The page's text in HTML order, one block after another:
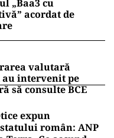
„Baa3 cu
acordat de
valutară
au intervenit pe
să consulte BCE
expun
român: ANP